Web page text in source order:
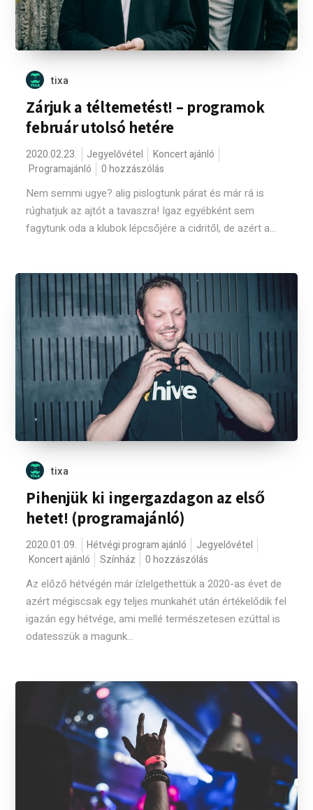
tixa
Zárjuk a téltemetést! – programok
február utolsó hetére
2020.02.23. Jegyelővétel
Koncert ajánló
Programajánló
0 hozzászólás
Nem semmi ugye? alig pislogtunk párat és már rá is
rúghatjuk az ajtót a tavaszra! Igaz egyébként sem
fagytunk oda a klubok lépcsőjére a cidritől, de azért a...
tixa
Pihenjük ki ingergazdagon az első
hetet! (programajánló)
2020.01.09. Hétvégi program ajánló
Jegyelővétel
Koncert ajánló
Színház 0 hozzászólás
Az előző hétvégén már ízlelgethettük a 2020-as évet de
azért mégiscsak egy teljes munkahét után értékelődik fel
igazán egy hétvége, ami mellé természetesen ezúttal is
odatesszük a magunk...